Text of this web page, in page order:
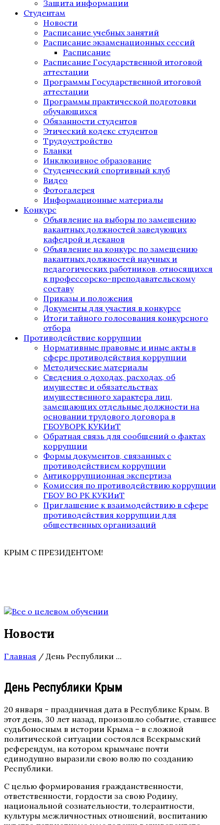
Защита информации
Студентам
Новости
Расписание учебных занятий
Расписание экзаменационных сессий
Расписание
Расписание Государственной итоговой
аттестации
Программы Государственной итоговой
аттестации
Программы практической подготовки
обучающихся
Обязанности студентов
Этический кодекс студентов
Трудоустройство
Бланки
Инклюзивное образование
Студенческий спортивный клуб
Видео
Фотогалерея
Информационные материалы
Конкурс
Объявление на выборы по замещению
вакантных должностей заведующих
кафедрой и деканов
Объявление на конкурс по замещению
вакантных должностей научных и
педагогических работников, относящихся
к профессорско-преподавательскому
составу
Приказы и положения
Документы для участия в конкурсе
Итоги тайного голосования конкурсного
отбора
Противодействие коррупции
Нормативные правовые и иные акты в
сфере противодействия коррупции
Методические материалы
Сведения о доходах, расходах, об
имуществе и обязательствах
имущественного характера лиц,
замещающих отдельные должности на
основании трудового договора в
ГБОУВОРК КУКИиТ
Обратная связь для сообщений о фактах
коррупции
Формы документов, связанных с
противодействием коррупции
Антикоррупционная экспертиза
Комиссия по противодействию коррупции
ГБОУ ВО РК КУКИиТ
Приглашение к взаимодействию в сфере
противодействия коррупции для
общественных организаций
КРЫМ С ПРЕЗИДЕНТОМ!
Новости
Главная / День Республики ...
День Республики Крым
20 января - праздничная дата в Республике Крым. В
этот день, 30 лет назад, произошло событие, ставшее
судьбоносным в истории Крыма – в сложной
политической ситуации состоялся Всекрымский
референдум, на котором крымчане почти
единодушно выразили свою волю по созданию
Республики.
С целью формирования гражданственности,
ответственности, гордости за свою Родину,
национальной сознательности, толерантности,
культуры межличностных отношений, воспитанию